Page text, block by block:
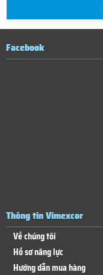
Facebook
Thông tin Vimexcor
Về chúng tôi
Hồ sơ năng lực
Hướng dẫn mua hàng